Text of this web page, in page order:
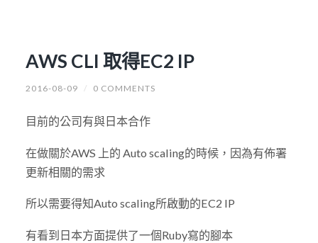
AWS CLI 取得EC2 IP
2016-08-09 / 0 COMMENTS
目前的公司有與日本合作
在做關於AWS 上的 Auto scaling的時候，因為有佈署
更新相關的需求
所以需要得知Auto scaling所啟動的EC2 IP
有看到日本方面提供了一個Ruby寫的腳本